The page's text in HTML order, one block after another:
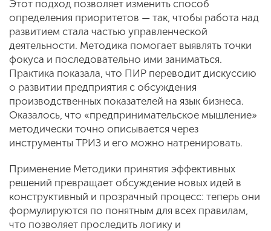
Этот подход позволяет изменить способ
определения приоритетов — так, чтобы работа над
развитием стала частью управленческой
деятельности. Методика помогает выявлять точки
фокуса и последовательно ими заниматься.
Практика показала, что ПИР переводит дискуссию
о развитии предприятия с обсуждения
производственных показателей на язык бизнеса.
Оказалось, что «предпринимательское мышление»
методически точно описывается через
инструменты ТРИЗ и его можно натренировать.
Применение Методики принятия эффективных
решений превращает обсуждение новых идей в
конструктивный и прозрачный процесс: теперь они
формулируются по понятным для всех правилам,
что позволяет проследить логику и